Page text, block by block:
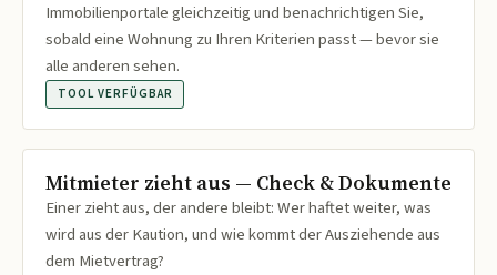
Immobilienportale gleichzeitig und benachrichtigen Sie,
sobald eine Wohnung zu Ihren Kriterien passt — bevor sie
alle anderen sehen.
TOOL VERFÜGBAR
Mitmieter zieht aus — Check & Dokumente
Einer zieht aus, der andere bleibt: Wer haftet weiter, was
wird aus der Kaution, und wie kommt der Ausziehende aus
dem Mietvertrag?